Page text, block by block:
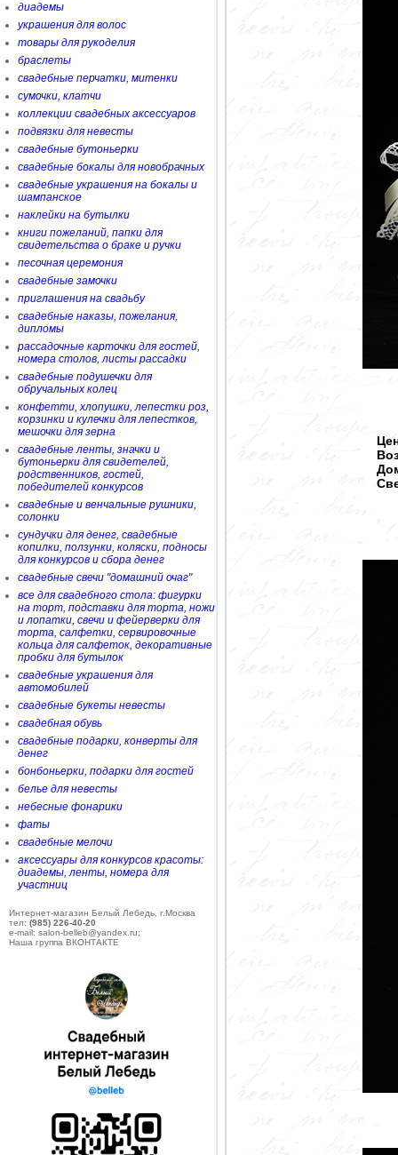
диадемы
украшения для волос
товары для рукоделия
браслеты
свадебные перчатки, митенки
сумочки, клатчи
коллекции свадебных аксессуаров
подвязки для невесты
свадебные бутоньерки
свадебные бокалы для новобрачных
свадебные украшения на бокалы и
шампанское
наклейки на бутылки
книги пожеланий, папки для
свидетельства о браке и ручки
песочная церемония
свадебные замочки
приглашения на свадьбу
свадебные наказы, пожелания,
дипломы
рассадочные карточки для гостей,
номера столов, листы рассадки
свадебные подушечки для
обручальных колец
конфетти, хлопушки, лепестки роз,
корзинки и кулечки для лепестков,
мешочки для зерна
свадебные ленты, значки и
бутоньерки для свидетелей,
родственников, гостей,
победителей конкурсов
свадебные и венчальные рушники,
солонки
сундучки для денег, свадебные
копилки, ползунки, коляски, подносы
для конкурсов и сбора денег
свадебные свечи "домашний очаг"
все для свадебного стола: фигурки
на торт, подставки для торта, ножи
и лопатки, свечи и фейерверки для
торта, салфетки, сервировочные
кольца для салфеток, декоративные
пробки для бутылок
свадебные украшения для
автомобилей
свадебные букеты невесты
свадебная обувь
свадебные подарки, конверты для
денег
бонбоньерки, подарки для гостей
белье для невесты
небесные фонарики
фаты
свадебные мелочи
аксессуары для конкурсов красоты:
диадемы, ленты, номера для
участниц
Интернет-магазин Белый Лебедь, г.Москва
тел: (985) 226-40-20
e-mail: salon-belleb@yandex.ru;
Наша группа ВКОНТАКТЕ